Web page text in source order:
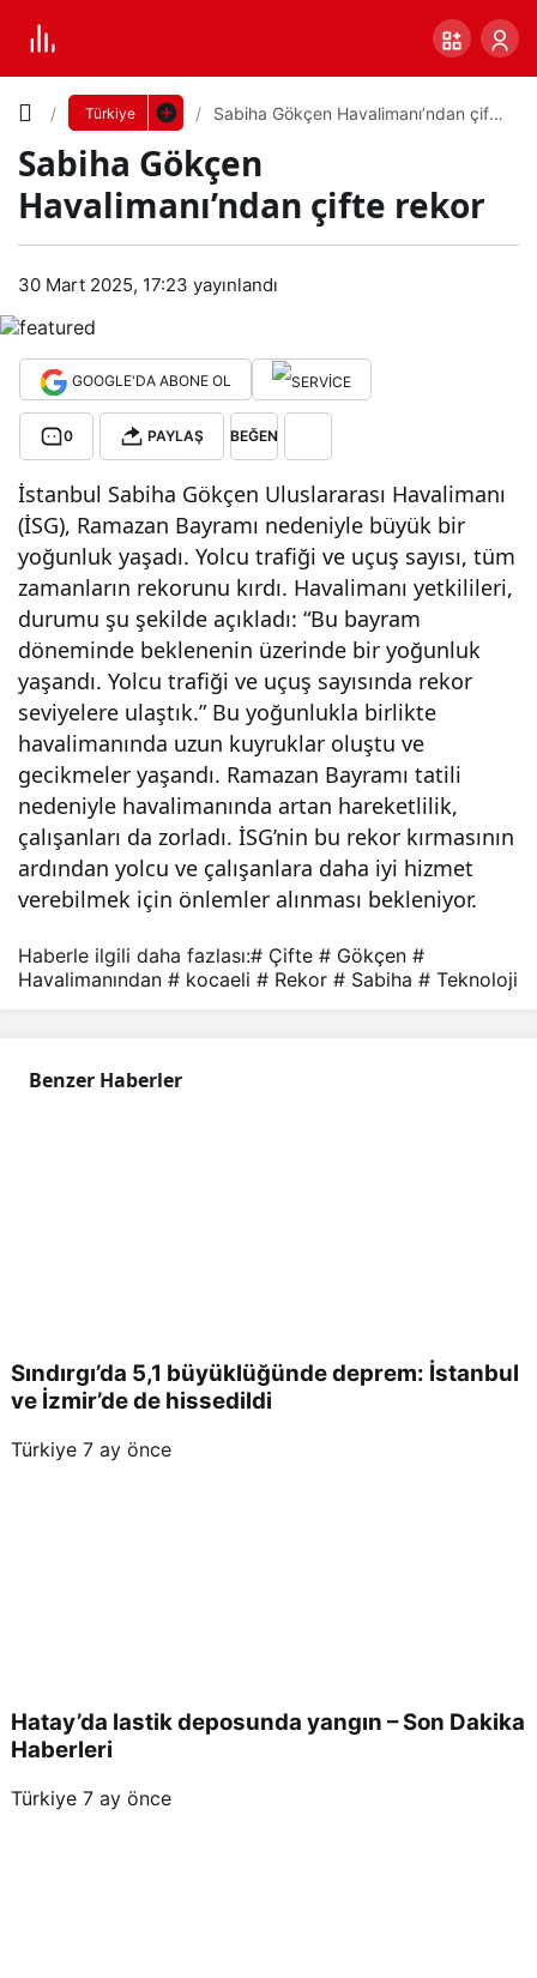
Türkiye
Sabiha Gökçen Havalimanı’ndan çifte
Sabiha Gökçen
Havalimanı’ndan çifte rekor
30 Mart 2025, 17:23 yayınlandı
GOOGLE'DA ABONE OL
0 PAYLAŞ BEĞEN
İstanbul Sabiha Gökçen Uluslararası Havalimanı
(İSG), Ramazan Bayramı nedeniyle büyük bir
yoğunluk yaşadı. Yolcu trafiği ve uçuş sayısı, tüm
zamanların rekorunu kırdı. Havalimanı yetkilileri,
durumu şu şekilde açıkladı: “Bu bayram
döneminde beklenenin üzerinde bir yoğunluk
yaşandı. Yolcu trafiği ve uçuş sayısında rekor
seviyelere ulaştık.” Bu yoğunlukla birlikte
havalimanında uzun kuyruklar oluştu ve
gecikmeler yaşandı. Ramazan Bayramı tatili
nedeniyle havalimanında artan hareketlilik,
çalışanları da zorladı. İSG’nin bu rekor kırmasının
ardından yolcu ve çalışanlara daha iyi hizmet
verebilmek için önlemler alınması bekleniyor.
Sabi
Gök
çen
alim
anı’
nda
n
çifte
reko
r
Yazı
Boyutunu
Küçük 100% Dev
Varsayılana
dön
Haberle ilgili daha fazlası:# Çifte # Gökçen #
Havalimanından # kocaeli # Rekor # Sabiha # Teknoloji
Benzer Haberler
Sındırgı’da 5,1 büyüklüğünde deprem: İstanbul
ve İzmir’de de hissedildi
Türkiye 7 ay önce
Hatay’da lastik deposunda yangın – Son Dakika
Haberleri
Türkiye 7 ay önce